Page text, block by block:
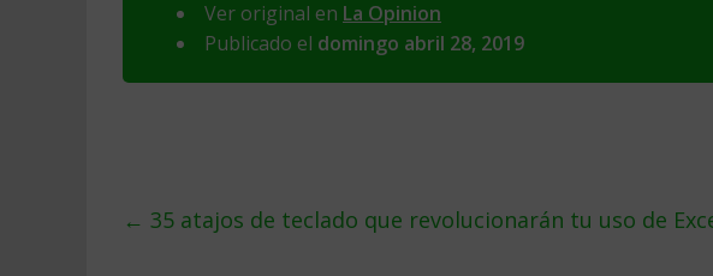
Ver original en La Opinion
Publicado el domingo abril 28, 2019
← 35 atajos de teclado que revolucionarán tu uso de